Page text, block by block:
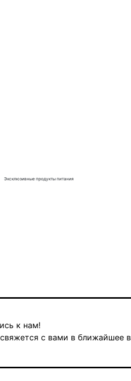
Эксклюзивные продукты питания
к нам!
с вами в ближайшее
100 гр